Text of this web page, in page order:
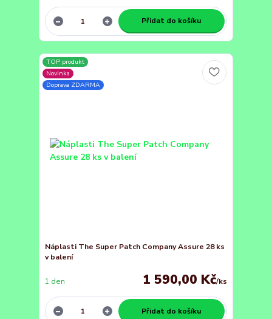
Přidat do košíku
TOP produkt
Novinka
Doprava ZDARMA
Náplasti The Super Patch Company Assure 28 ks
v balení
1 590,00 Kč/ks
1 den
Přidat do košíku